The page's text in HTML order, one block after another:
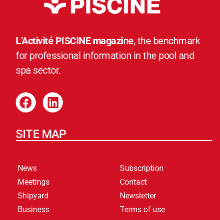
L'Activité PISCINE magazine, the benchmark
for professional information in the pool and
spa sector.
SITE MAP
News
Meetings
Shipyard
Business
Subscription
Contact
Newsletter
Terms of use